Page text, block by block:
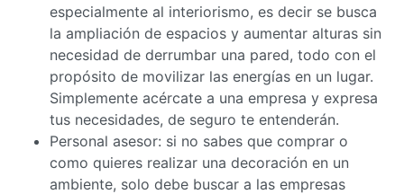
especialmente al interiorismo, es decir se busca
la ampliación de espacios y aumentar alturas sin
necesidad de derrumbar una pared, todo con el
propósito de movilizar las energías en un lugar.
Simplemente acércate a una empresa y expresa
tus necesidades, de seguro te entenderán.
Personal asesor: si no sabes que comprar o
como quieres realizar una decoración en un
ambiente, solo debe buscar a las empresas